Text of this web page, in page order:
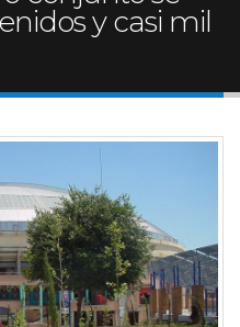
y casi mil